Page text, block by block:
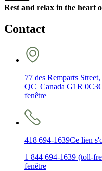
Rest and relax in the heart
Contact
77 des Remparts
QC Canada G1R 0C3
fenêtre
418 694-1639Ce lien
1 844 694-1639 (toll-
fenêtre